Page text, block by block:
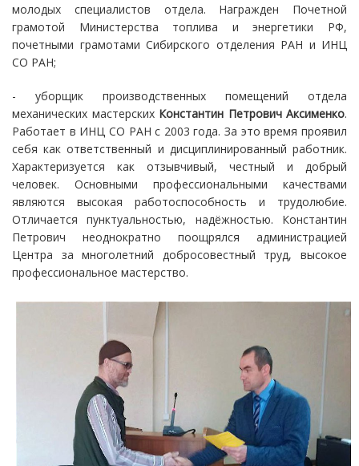
молодых специалистов отдела. Награжден Почетной
грамотой Министерства топлива и энергетики РФ,
почетными грамотами Сибирского отделения РАН и ИНЦ
СО РАН;
- уборщик производственных помещений отдела
механических мастерских Константин Петрович Аксименко.
Работает в ИНЦ СО РАН с 2003 года. За это время проявил
себя как ответственный и дисциплинированный работник.
Характеризуется как отзывчивый, честный и добрый
человек. Основными профессиональными качествами
являются высокая работоспособность и трудолюбие.
Отличается пунктуальностью, надёжностью. Константин
Петрович неоднократно поощрялся администрацией
Центра за многолетний добросовестный труд, высокое
профессиональное мастерство.